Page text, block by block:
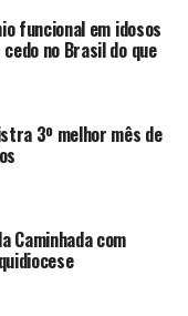
funcional em idosos
no Brasil do que
3º melhor mês de
Caminhada com